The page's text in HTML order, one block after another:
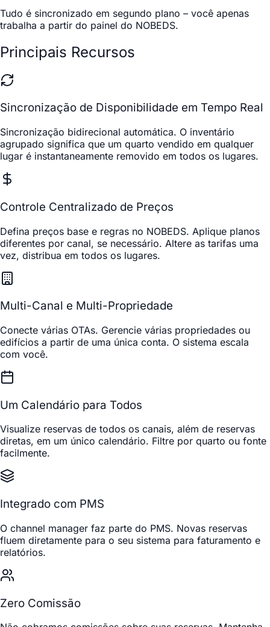
Tudo é sincronizado em segundo plano – você apenas
trabalha a partir do painel do NOBEDS.
Principais Recursos
Sincronização de Disponibilidade em Tempo Real
Sincronização bidirecional automática. O inventário
agrupado significa que um quarto vendido em qualquer
lugar é instantaneamente removido em todos os lugares.
Controle Centralizado de Preços
Defina preços base e regras no NOBEDS. Aplique planos
diferentes por canal, se necessário. Altere as tarifas uma
vez, distribua em todos os lugares.
Multi-Canal e Multi-Propriedade
Conecte várias OTAs. Gerencie várias propriedades ou
edifícios a partir de uma única conta. O sistema escala
com você.
Um Calendário para Todos
Visualize reservas de todos os canais, além de reservas
diretas, em um único calendário. Filtre por quarto ou fonte
facilmente.
Integrado com PMS
O channel manager faz parte do PMS. Novas reservas
fluem diretamente para o seu sistema para faturamento e
relatórios.
Zero Comissão